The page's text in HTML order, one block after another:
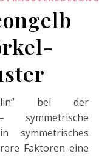
bei der
– symmetrische
symmetrisches
Faktoren eine